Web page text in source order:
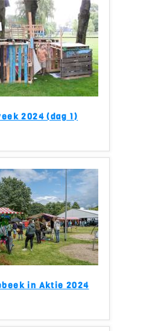
2024 (dag 1)
in Aktie 2024